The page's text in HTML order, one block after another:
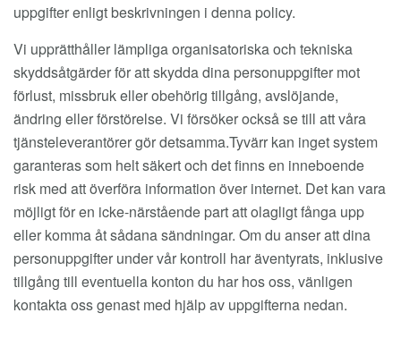
uppgifter enligt beskrivningen i denna policy.
Vi upprätthåller lämpliga organisatoriska och tekniska
skyddsåtgärder för att skydda dina personuppgifter mot
förlust, missbruk eller obehörig tillgång, avslöjande,
ändring eller förstörelse. Vi försöker också se till att våra
tjänsteleverantörer gör detsamma.Tyvärr kan inget system
garanteras som helt säkert och det finns en inneboende
risk med att överföra information över internet. Det kan vara
möjligt för en icke-närstående part att olagligt fånga upp
eller komma åt sådana sändningar. Om du anser att dina
personuppgifter under vår kontroll har äventyrats, inklusive
tillgång till eventuella konton du har hos oss, vänligen
kontakta oss genast med hjälp av uppgifterna nedan.